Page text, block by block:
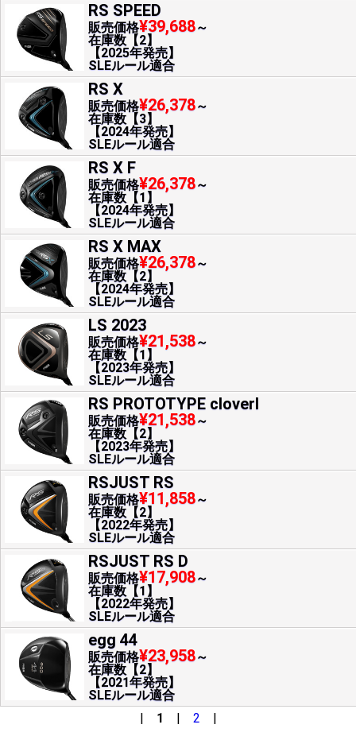
RS SPEED
販売価格¥39,688～
在庫数【2】
【2025年発売】
SLEルール適合
RS X
販売価格¥26,378～
在庫数【3】
【2024年発売】
SLEルール適合
RS X F
販売価格¥26,378～
在庫数【1】
【2024年発売】
SLEルール適合
RS X MAX
販売価格¥26,378～
在庫数【2】
【2024年発売】
SLEルール適合
LS 2023
販売価格¥21,538～
在庫数【1】
【2023年発売】
SLEルール適合
RS PROTOTYPE cloverI
販売価格¥21,538～
在庫数【2】
【2023年発売】
SLEルール適合
RSJUST RS
販売価格¥11,858～
在庫数【2】
【2022年発売】
SLEルール適合
RSJUST RS D
販売価格¥17,908～
在庫数【1】
【2022年発売】
SLEルール適合
egg 44
販売価格¥23,958～
在庫数【2】
【2021年発売】
SLEルール適合
| 1 | 2 |